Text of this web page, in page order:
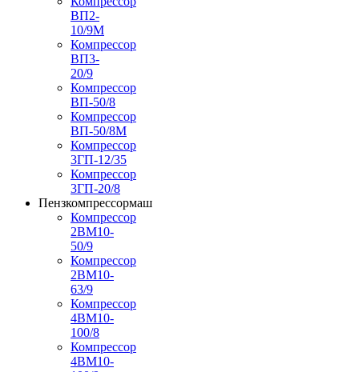
ВП2-
10/9М
Компрессор
ВП3-
20/9
Компрессор
ВП-50/8
Компрессор
ВП-50/8М
Компрессор
3ГП-12/35
Компрессор
3ГП-20/8
Пензкомпрессормаш
Компрессор
2ВМ10-
50/9
Компрессор
2ВМ10-
63/9
Компрессор
4ВМ10-
100/8
Компрессор
4ВМ10-